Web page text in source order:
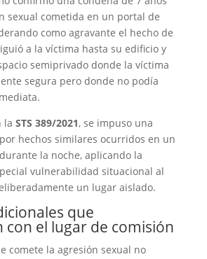
sexual cometida en un portal de
como agravante el hecho de
a la víctima hasta su edificio y
semiprivado donde la víctima
segura pero donde no podía
la STS 389/2021, se impuso una
hechos similares ocurridos en un
la noche, aplicando la
vulnerabilidad situacional al
un lugar aislado.
que
con el lugar de comisión
comete la agresión sexual no